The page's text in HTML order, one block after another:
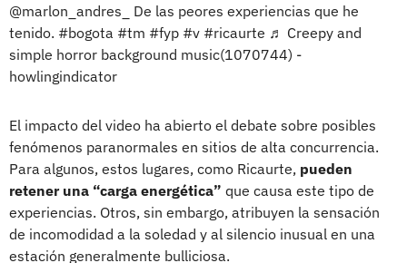
@marlon_andres_
De las peores experiencias que he
tenido. #bogota #tm #fyp #v #ricaurte ♬ Creepy and
simple horror background music(1070744) -
howlingindicator
El impacto del video ha abierto el debate sobre posibles
fenómenos paranormales en sitios de alta concurrencia.
Para algunos, estos lugares, como Ricaurte, pueden
retener una “carga energética” que causa este tipo de
experiencias. Otros, sin embargo, atribuyen la sensación
de incomodidad a la soledad y al silencio inusual en una
estación generalmente bulliciosa.